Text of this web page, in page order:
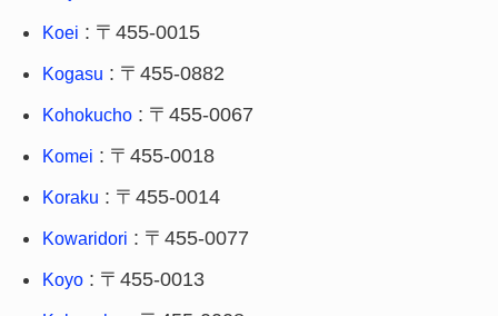
Koei : 〒455-0015
Kogasu : 〒455-0882
Kohokucho : 〒455-0067
Komei : 〒455-0018
Koraku : 〒455-0014
Kowaridori : 〒455-0077
Koyo : 〒455-0013